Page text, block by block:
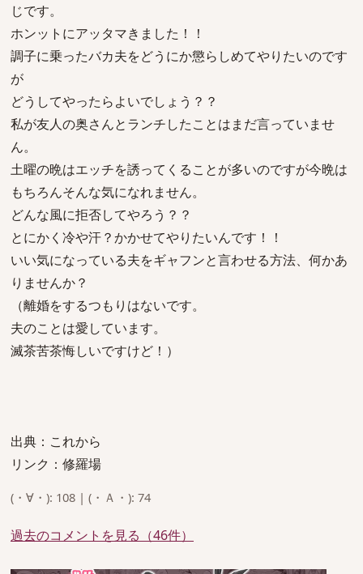
じです。
ホンットにアッタマきました！！
調子に乗ったバカ夫をどうにか懲らしめてやりたいのです
が
どうしてやったらよいでしょう？？
私が友人の奥さんとランチしたことはまだ言っていませ
ん。
土曜の晩はエッチを誘ってくることが多いのですが今晩は
もちろんそんな気になれません。
どんな風に拒否してやろう？？
とにかく冷や汗？かかせてやりたいんです！！
いい気になっている夫をギャフンと言わせる方法、何かあ
りませんか？
（離婚をするつもりはないです。
夫のことは愛しています。
滅茶苦茶悔しいですけど！）
出典：これから
リンク：修羅場
(・∀・): 108 | (・Ａ・): 74
過去のコメントを見る（46件）